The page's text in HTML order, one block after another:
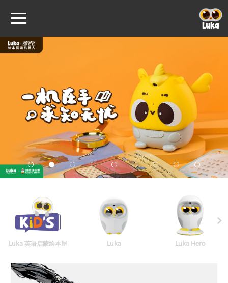
Luka 英语启蒙绘本屋 Luka Luka Hero